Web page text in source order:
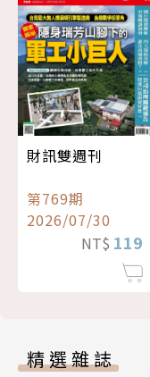
財訊雙週刊
第769期
2026/07/30
NT$ 119
精選雜誌